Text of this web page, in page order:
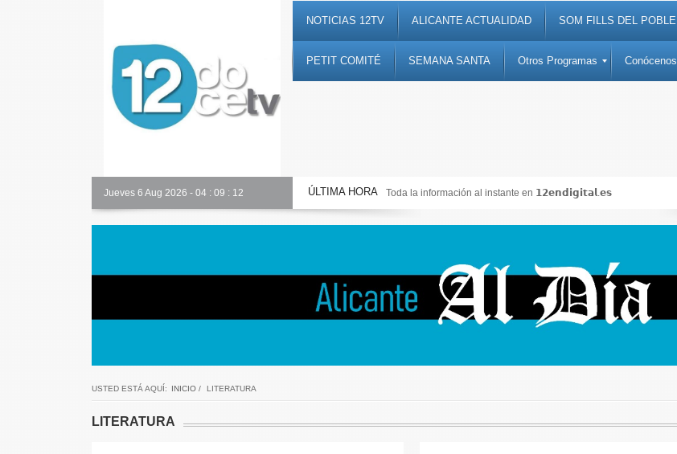
NOTICIAS 12TV ALICANTE ACTUALIDAD SOM FILLS DEL POBLE
PETIT COMITÉ SEMANA SANTA Otros Programas Conócenos
Jueves 6 Aug 2026 - 04 : 09 : 13 ÚLTIMA HORA
Alicante Actualidad Toda la información al instante en 𝟭𝟮𝗲𝗻𝗱𝗶𝗴𝗶𝘁𝗮𝗹.𝗲𝘀
USTED ESTÁ AQUÍ: INICIO/ LITERATURA
LITERATURA